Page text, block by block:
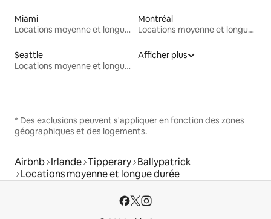
Miami
Locations moyenne et longue durée
Montréal
Locations moyenne et longue durée
Seattle
Locations moyenne et longue durée
Afficher plus
* Des exclusions peuvent s'appliquer en fonction des zones
géographiques et des logements.
Airbnb Irlande Tipperary Ballypatrick
Locations moyenne et longue durée